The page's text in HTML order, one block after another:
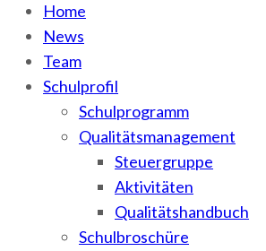
Home
News
Team
Schulprofil
Schulprogramm
Qualitätsmanagement
Steuergruppe
Aktivitäten
Qualitätshandbuch
Schulbroschüre